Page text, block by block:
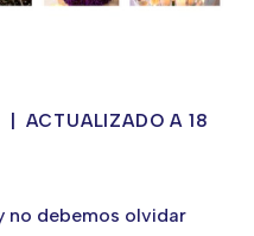
ACTUALIZADO A 18
no debemos olvidar